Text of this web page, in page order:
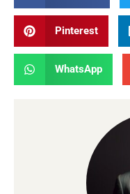
Pinterest
WhatsApp